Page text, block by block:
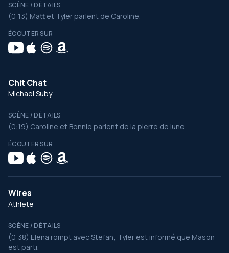
SCÈNE / DÉTAILS
(0:13) Matt et Tyler parlent de Caroline.
ÉCOUTER SUR
Chit Chat
Michael Suby
SCÈNE / DÉTAILS
(0:19) Caroline et Bonnie parlent de la pierre de lune.
ÉCOUTER SUR
Wires
Athlete
SCÈNE / DÉTAILS
(0:38) Elena rompt avec Stefan; Tyler est informé que Mason
est parti.